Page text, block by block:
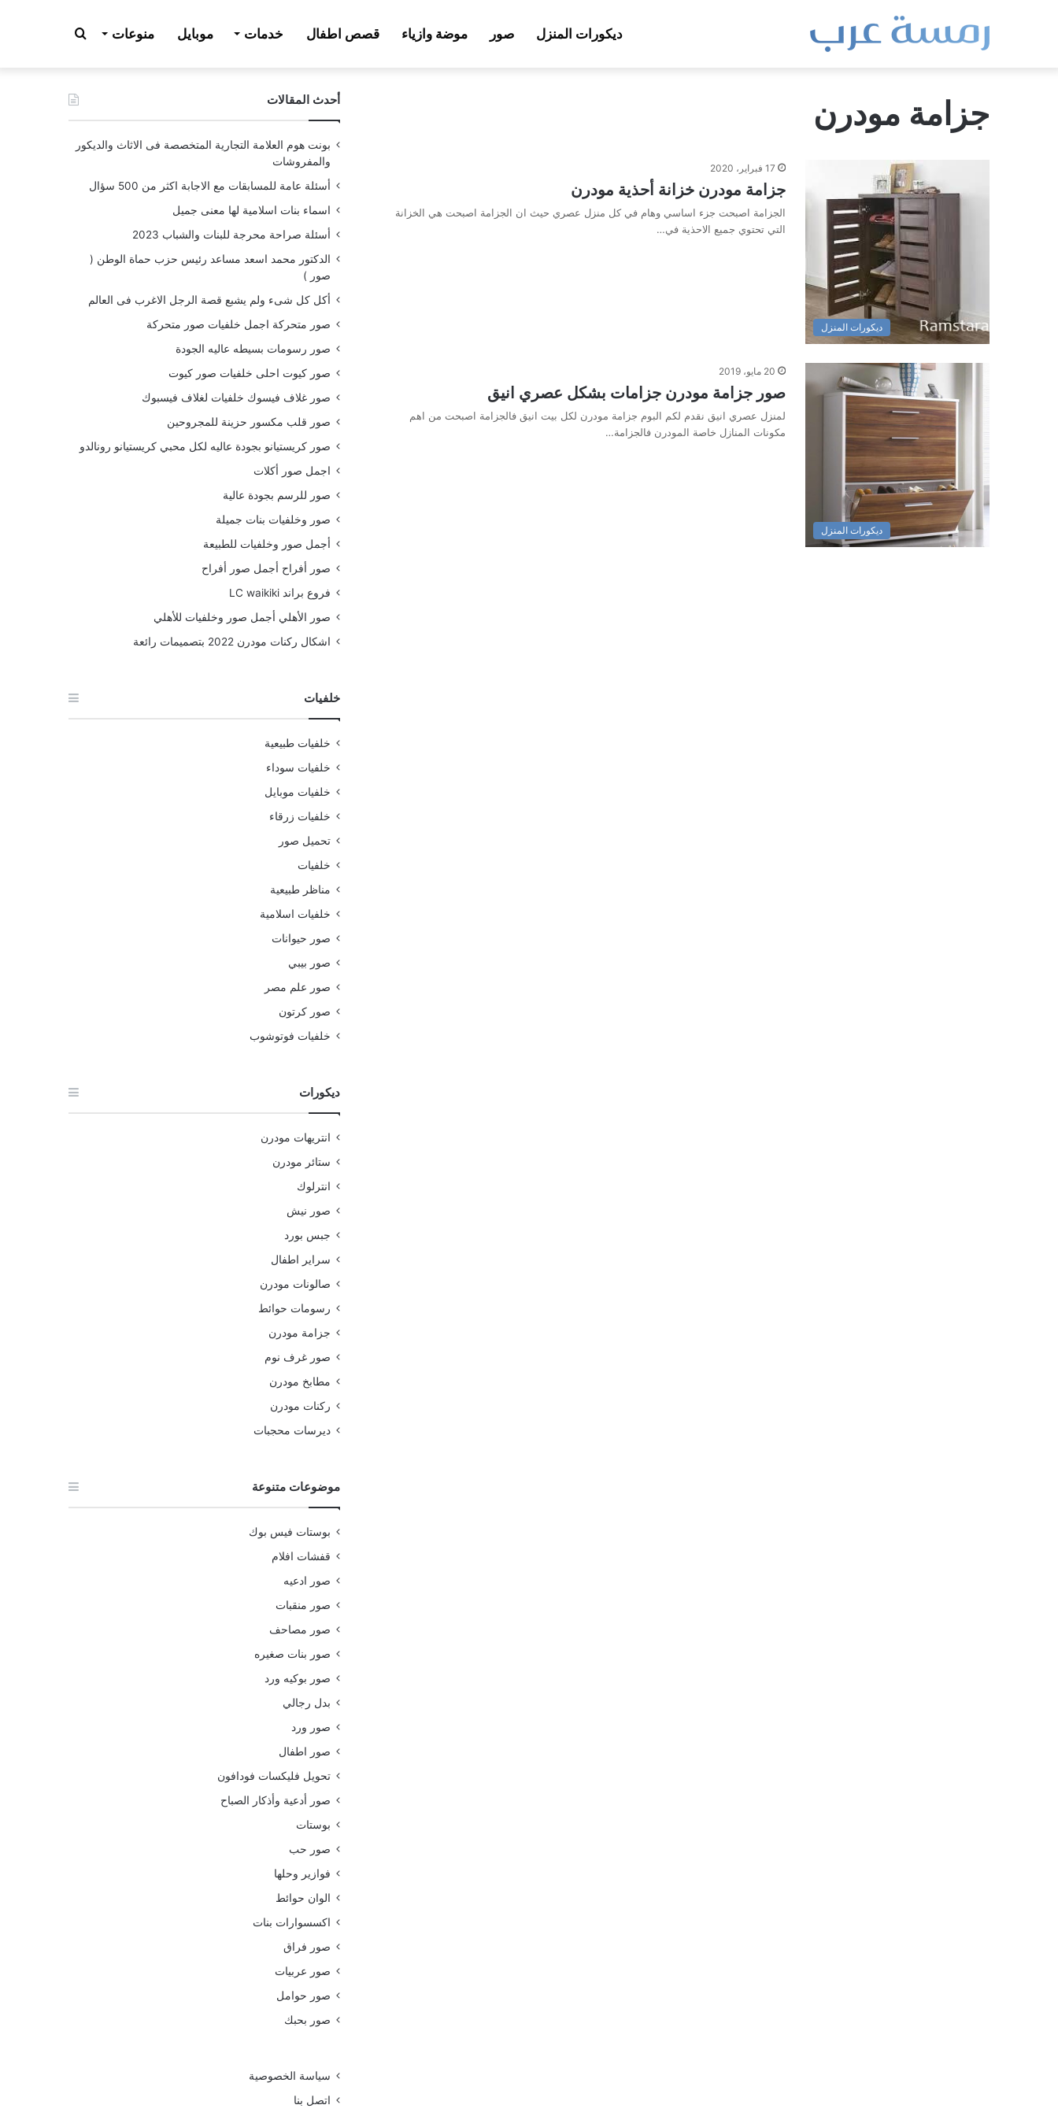
ديكورات المنزل صور موضة وازياء قصص اطفال خدمات موبايل منوعات بحث
عن جزامة مودرن
ديكورات المنزل
17 فبراير، 2020
جزامة مودرن خزانة أحذية مودرن
الجزامة اصبحت جزء اساسي وهام في كل منزل عصري حيث ان الجزامة اصبحت هي الخزانة
التي تحتوي جميع الاحذية في…
ديكورات المنزل
20 مايو، 2019
صور جزامة مودرن جزامات بشكل عصري انيق
لمنزل عصري انيق نقدم لكم البوم جزامة مودرن لكل بيت انيق فالجزامة اصبحت من اهم
مكونات المنازل خاصة المودرن فالجزامة…
أحدث المقالات
بونت هوم العلامة التجارية المتخصصة فى الاثاث والديكور
والمفروشات
أسئلة عامة للمسابقات مع الاجابة اكثر من 500 سؤال
اسماء بنات اسلامية لها معنى جميل
أسئلة صراحة محرجة للبنات والشباب 2023
الدكتور محمد اسعد مساعد رئيس حزب حماة الوطن (
صور )
أكل كل شىء ولم يشبع قصة الرجل الاغرب فى العالم
صور متحركة اجمل خلفيات صور متحركة
صور رسومات بسيطه عاليه الجودة
صور كيوت احلى خلفيات صور كيوت
صور غلاف فيسوك خلفيات لغلاف فيسبوك
صور قلب مكسور حزينة للمجروحين
صور كريستيانو بجودة عاليه لكل محبي كريستيانو رونالدو
اجمل صور أكلات
صور للرسم بجودة عالية
صور وخلفيات بنات جميلة
أجمل صور وخلفيات للطبيعة
صور أفراح أجمل صور أفراح
فروع براند LC waikiki
صور الأهلي أجمل صور وخلفيات للأهلي
اشكال ركنات مودرن 2022 بتصميمات رائعة
خلفيات
خلفيات طبيعية
خلفيات سوداء
خلفيات موبايل
خلفيات زرقاء
تحميل صور
خلفيات
مناظر طبيعية
خلفيات اسلامية
صور حيوانات
صور بيبي
صور علم مصر
صور كرتون
خلفيات فوتوشوب
ديكورات
انتريهات مودرن
ستائر مودرن
انترلوك
صور نيش
جبس بورد
سراير اطفال
صالونات مودرن
رسومات حوائط
جزامة مودرن
صور غرف نوم
مطابخ مودرن
ركنات مودرن
ديرسات محجبات
موضوعات متنوعة
بوستات فيس بوك
قفشات افلام
صور ادعيه
صور منقبات
صور مصاحف
صور بنات صغيره
صور بوكيه ورد
بدل رجالي
صور ورد
صور اطفال
تحويل فليكسات فودافون
صور أدعية وأذكار الصباح
بوستات
صور حب
فوازير وحلها
الوان حوائط
اكسسوارات بنات
صور فراق
صور عربيات
صور حوامل
صور بحبك
سياسة الخصوصية
اتصل بنا